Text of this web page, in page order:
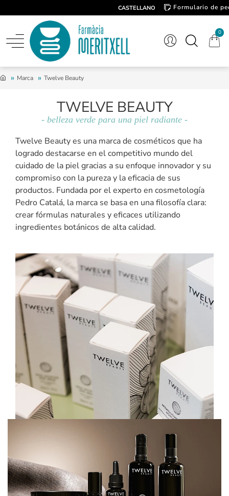
CASTELLANO
Formulario de
0
Marca Twelve Beauty
TWELVE BEAUTY
- belleza verde para una piel radiante -
Twelve Beauty es una marca de cosméticos que ha
logrado destacarse en el competitivo mundo del
cuidado de la piel gracias a su enfoque innovador y su
compromiso con la pureza y la eficacia de sus
productos. Fundada por el experto en cosmetología
Pedro Catalá, la marca se basa en una filosofía clara:
crear fórmulas naturales y eficaces utilizando
ingredientes botánicos de alta calidad.